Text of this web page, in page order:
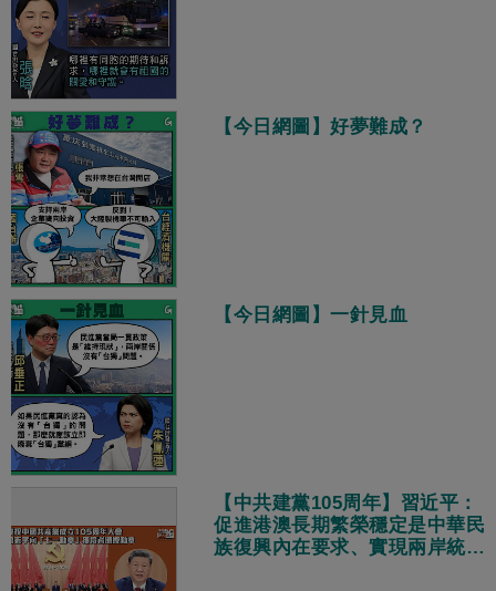
【今日網圖】好夢難成？
【今日網圖】一針見血
【中共建黨105周年】習近平：
促進港澳長期繁榮穩定是中華民
族復興內在要求、實現兩岸統一